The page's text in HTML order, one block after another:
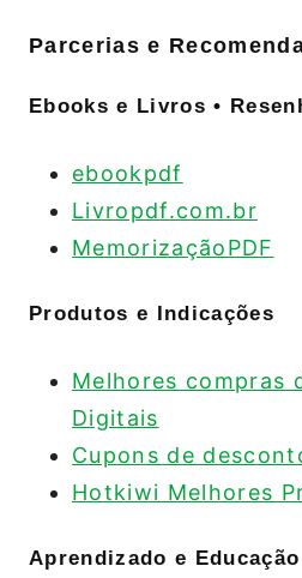
Parcerias e
Ebooks e Livros •
ebookpdf
Livropdf.com.br
MemorizaçãoPDF
Produtos e Indicações
Melhores compras
Digitais
Cupons de
Hotkiwi Melhores
Aprendizado e Educação